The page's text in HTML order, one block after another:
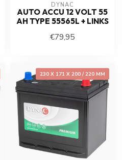
DYNAC
AUTO ACCU 12 VOLT 55
AH TYPE 55565L + LINKS
€79,95
230 X 171 X 200 / 220 MM